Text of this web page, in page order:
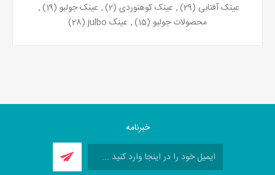
عینک آفتابی (29)
, عینک کوهنوردی (2)
, عینک جولبو (19)
,
محصولات جولبو (15)
, عینک julbo (28)
خبرنامه